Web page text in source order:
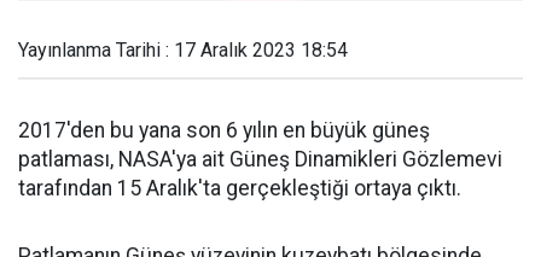
Yayınlanma Tarihi : 17 Aralık 2023 18:54
2017'den bu yana son 6 yılın en büyük güneş
patlaması, NASA'ya ait Güneş Dinamikleri Gözlemevi
tarafından 15 Aralık'ta gerçekleştiği ortaya çıktı.